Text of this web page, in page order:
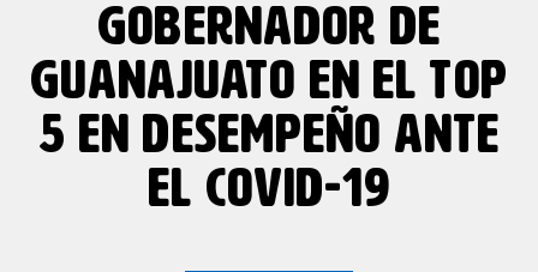
GOBERNADOR DE
GUANAJUATO EN EL TOP
5 EN DESEMPEÑO ANTE
EL COVID-19